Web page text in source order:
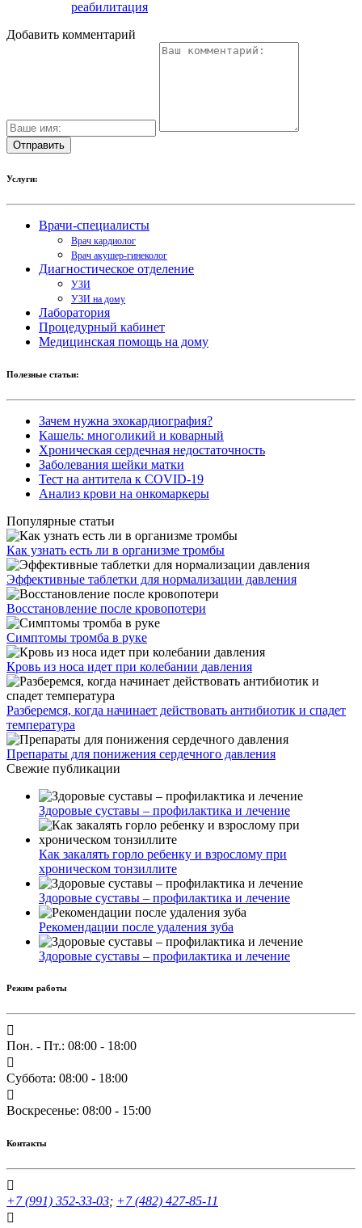
реабилитация
Добавить комментарий
Услуги:
Врачи-специалисты
Врач кардиолог
Врач акушер-гинеколог
Диагностическое отделение
УЗИ
УЗИ на дому
Лаборатория
Процедурный кабинет
Медицинская помощь на дому
Полезные статьи:
Зачем нужна эхокардиография?
Кашель: многоликий и коварный
Хроническая сердечная недостаточность
Заболевания шейки матки
Тест на антитела к COVID-19
Анализ крови на онкомаркеры
Популярные статьи
Как узнать есть ли в организме тромбы
Эффективные таблетки для нормализации давления
Восстановление после кровопотери
Симптомы тромба в руке
Кровь из носа идет при колебании давления
Разберемся, когда начинает действовать антибиотик и спадет
температура
Препараты для понижения сердечного давления
Свежие публикации
Здоровые суставы – профилактика и лечение
Как закалять горло ребенку и взрослому при
хроническом тонзиллите
Здоровые суставы – профилактика и лечение
Рекомендации после удаления зуба
Здоровые суставы – профилактика и лечение
Режим работы
Пон. - Пт.: 08:00 - 18:00
Суббота: 08:00 - 18:00
Воскресенье: 08:00 - 15:00
Контакты
+7 (991) 352-33-03; +7 (482) 427-85-11